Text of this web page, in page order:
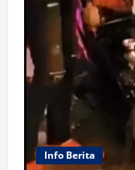
Info Berita